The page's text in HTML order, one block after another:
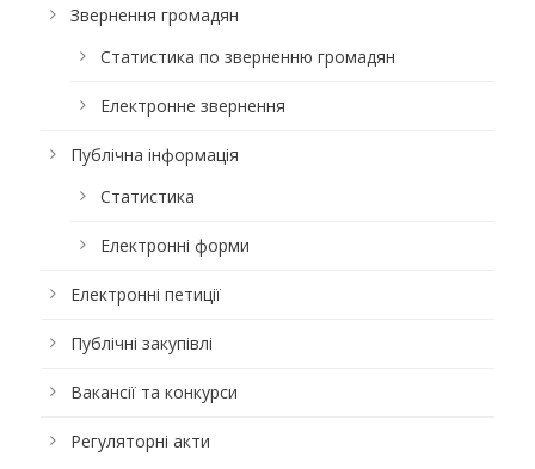
Звернення громадян
Статистика по зверненню громадян
Електронне звернення
Публічна інформація
Статистика
Електронні форми
Електронні петиції
Публічні закупівлі
Вакансії та конкурси
Регуляторні акти